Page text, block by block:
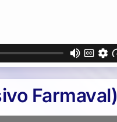
Farmaval)